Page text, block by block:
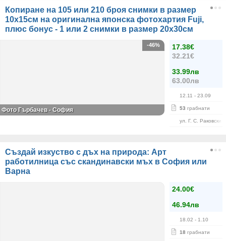
Копиране на 105 или 210 броя снимки в размер
10х15см на оригинална японска фотохартия Fuji,
плюс бонус - 1 или 2 снимки в размер 20х30см
17.38€
32.21€
33.99лв
63.00лв
12.11 - 23.09
53 грабнати
ул. Г. С. Раковски
-46%
Фото Гърбачев - София
Създай изкуство с дъх на природа: Арт
работилница със скандинавски мъх в София или
Варна
24.00€
46.94лв
18.02 - 1.10
18 грабнати